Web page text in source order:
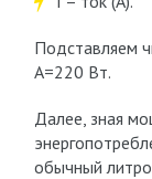
Подставляем
А=220 Вт.
Далее, зная
обычный